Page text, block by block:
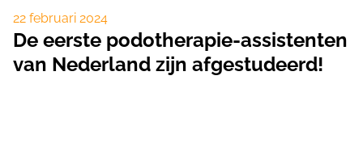
22 februari 2024
De eerste podotherapie-assistenten
van Nederland zijn afgestudeerd!